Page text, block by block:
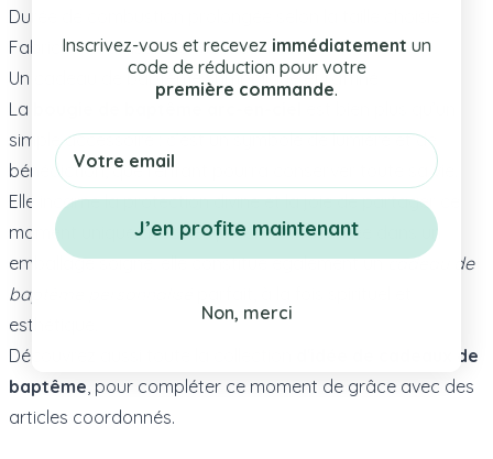
Durée de combustion prolongée selon la taille choisie
Fabrication artisanale 100% suisse
Un cadeau de baptême symbolique et raffiné
La
simple accessoire : c’est un symbole de lumière et de
bénédiction, que l’enfant pourra conserver toute sa vie.
Elle incarne la protection divine et la joie de partager ce
moment unique avec ses proches. Présentée dans un
emballage soigné, elle constitue également uncadeau de
baptême personnalisé
esthétique.
Découvrez aussi toute la collection
d'idée de cadeaux de
baptême , pour compléter ce moment de grâce avec des
articles coordonnés.
Inscrivez-vous et recevez immédiatement un
code de réduction pour votre
première commande.
Email
J’en profite maintenant
Non, merci